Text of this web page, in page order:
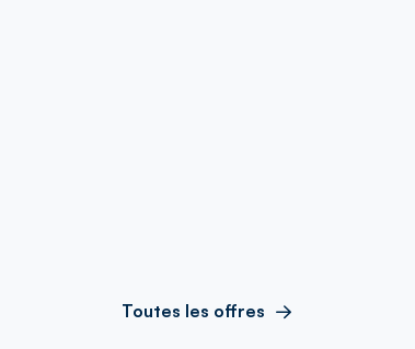
Toutes les offres